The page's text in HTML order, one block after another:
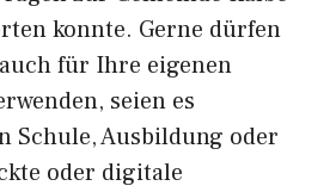
konnte. Gerne dürfen
für Ihre eigenen
seien es
Schule, Ausbildung oder
oder digitale